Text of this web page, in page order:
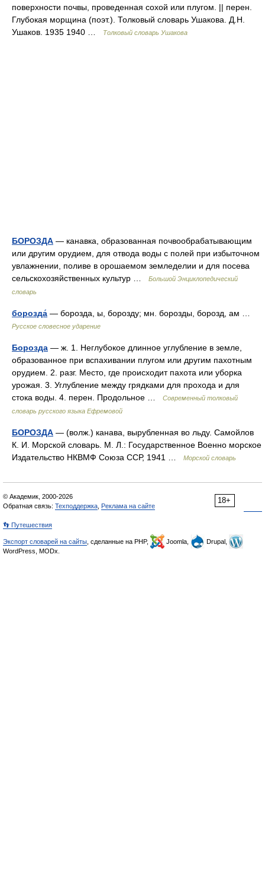
поверхности почвы, проведенная сохой или плугом. || перен.
Глубокая морщина (поэт.). Толковый словарь Ушакова. Д.Н.
Ушаков. 1935 1940 …
Толковый словарь Ушакова
БОРОЗДА — канавка, образованная почвообрабатывающим
или другим орудием, для отвода воды с полей при избыточном
увлажнении, поливе в орошаемом земледелии и для посева
сельскохозяйственных культур …
Большой Энциклопедический
словарь
борозда́ — борозда, ы, борозду; мн. борозды, борозд, ам …
Русское словесное ударение
Борозда — ж. 1. Неглубокое длинное углубление в земле,
образованное при вспахивании плугом или другим пахотным
орудием. 2. разг. Место, где происходит пахота или уборка
урожая. 3. Углубление между грядками для прохода и для
стока воды. 4. перен. Продольное …
Современный толковый
словарь русского языка Ефремовой
БОРОЗДА — (волж.) канава, вырубленная во льду. Самойлов
К. И. Морской словарь. М. Л.: Государственное Военно морское
Издательство НКВМФ Союза ССР, 1941 …
Морской словарь
18+
© Академик, 2000-2026
Обратная связь: Техподдержка Реклама на сайте
👣 Путешествия
Экспорт словарей на сайты , сделанные на PHP, Joomla,
Drupal,
WordPress, MODx.